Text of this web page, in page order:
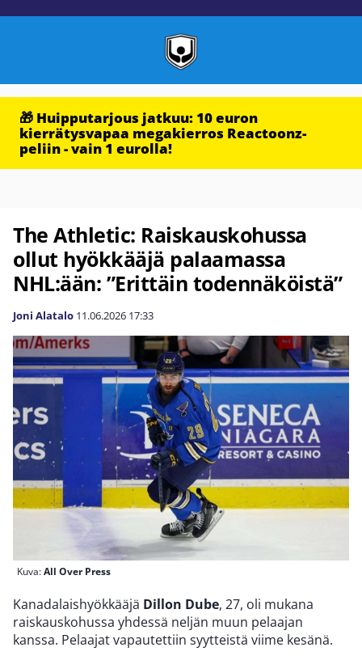
🎁 Huipputarjous jatkuu: 10 euron
kierrätysvapaa megakierros Reactoonz-
peliin - vain 1 eurolla!
The Athletic: Raiskauskohussa
ollut hyökkääjä palaamassa
NHL:ään: ”Erittäin todennäköistä”
Joni Alatalo 11.06.2026 17:33
Kuva:All Over Press
Kanadalaishyökkääjä Dillon Dube, 27, oli mukana
raiskauskohussa yhdessä neljän muun pelaajan
kanssa. Pelaajat vapautettiin syytteistä viime kesänä.